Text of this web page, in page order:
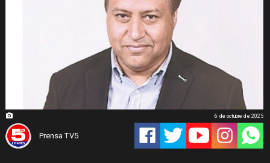
Prensa TV5
6 de octubre de 2025